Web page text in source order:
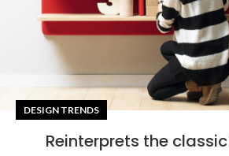
DESIGN TRENDS
Reinterprets the